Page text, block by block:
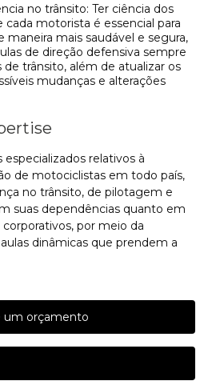
cada motorista é essencial para
maneira mais saudável e segura,
de direção defensiva sempre
de trânsito, além de atualizar os
mudanças e alterações
relativos à
de motociclistas em todo país,
no trânsito, de pilotagem e
suas dependências quanto em
por meio da
dinâmicas que prendem a
um orçamento